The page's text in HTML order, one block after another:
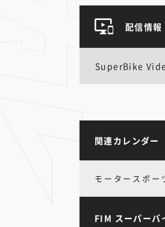
配信情報
SuperBike
関連カレンダー
モータースポー
FIM スーパーバ